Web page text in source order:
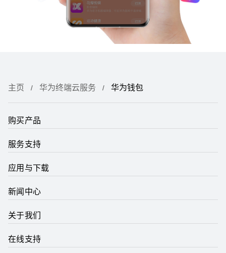
主页 华为终端云服务 华为钱包
购买产品
服务支持
应用与下载
新闻中心
关于我们
在线支持